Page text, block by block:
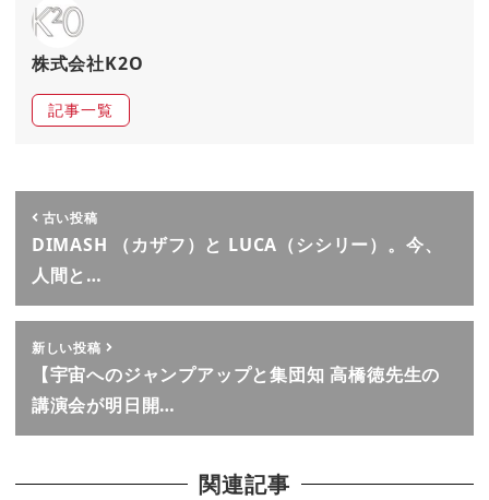
株式会社K2O
記事一覧
古い投稿
DIMASH （カザフ）と LUCA（シシリー）。今、
人間と…
新しい投稿
【宇宙へのジャンプアップと集団知 高橋徳先生の
講演会が明日開…
関連記事